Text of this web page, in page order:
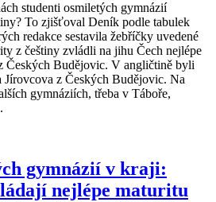
studenti osmiletých gymnázií
To zjišťoval Deník podle tabulek
redakce sestavila žebříčky uvedené
z češtiny zvládli na jihu Čech nejlépe
Českých Budějovic. V angličtině byli
Jírovcova z Českých Budějovic. Na
gymnáziích, třeba v Táboře,
gymnázií v kraji:
nejlépe maturitu